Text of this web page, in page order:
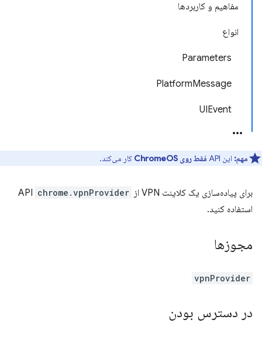
مفاهیم و کاربردها
انواع
Parameters
PlatformMessage
UIEvent
مهم: این API فقط روی ChromeOS کار می‌کند.
برای پیاده‌سازی یک کلاینت VPN از API chrome.vpnProvider
استفاده کنید.
مجوزها
vpnProvider
در دسترس بودن